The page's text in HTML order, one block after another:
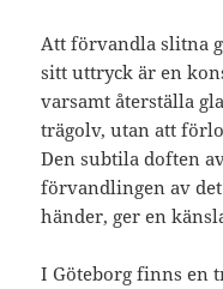
Att förvandla slitna
sitt uttryck är en
varsamt återställa
trägolv, utan att
Den subtila doften
förvandlingen av
händer, ger en
I Göteborg finns en